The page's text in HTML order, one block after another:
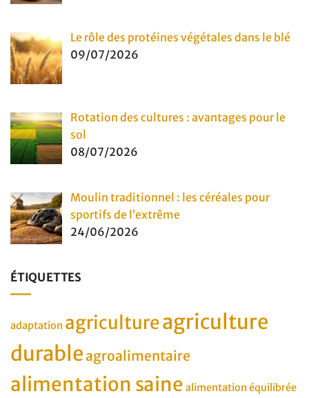
Le rôle des protéines végétales dans le blé
09/07/2026
Rotation des cultures : avantages pour le
sol
08/07/2026
Moulin traditionnel : les céréales pour
sportifs de l’extrême
24/06/2026
ÉTIQUETTES
adaptation agricultureagriculture
durable agroalimentaire
alimentation saine alimentation équilibrée